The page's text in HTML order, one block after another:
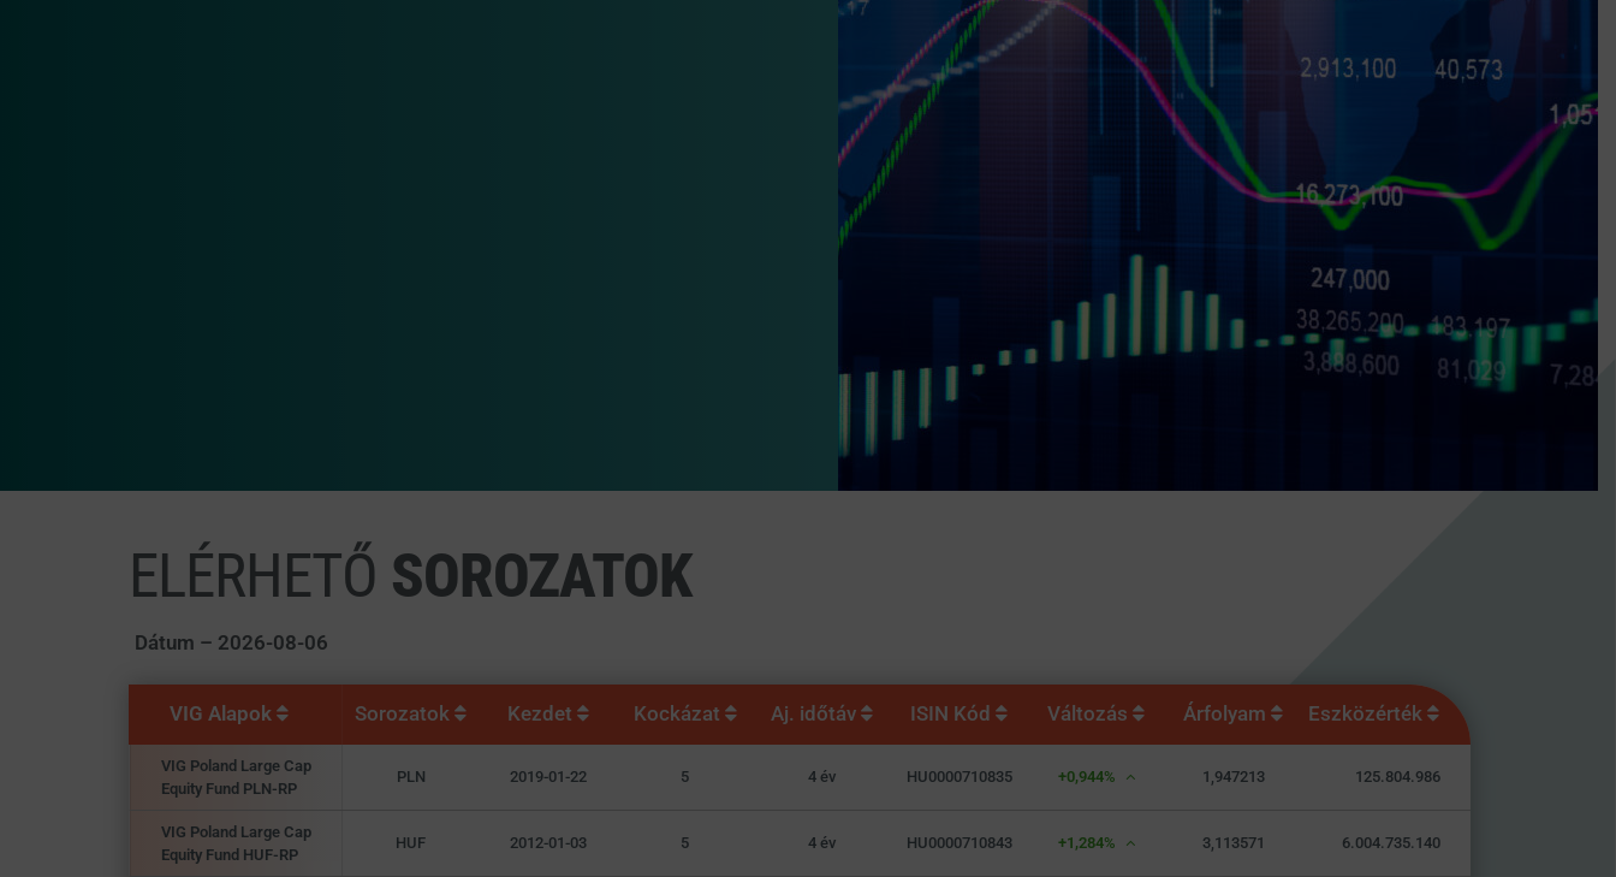
ELÉRHETŐ SOROZATOK
Dátum – 2026-08-06
VIG Alapok Sorozatok Kezdet Kockázat Aj. időtáv ISIN Kód Változás Árfolyam Eszközérték
VIG Poland Large Cap
Equity Fund PLN-RP
PLN 2019-01-22 5 4 év HU0000710835 +0,944% 1,947213 125.804.986
VIG Poland Large Cap
Equity Fund HUF-RP
HUF 2012-01-03 5 4 év HU0000710843 +1,284% 3,113571 6.004.735.140